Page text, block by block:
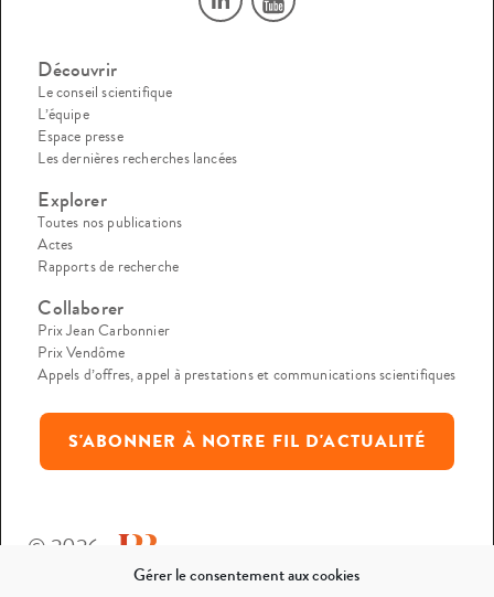
Gérer le consentement aux cookies
Découvrir
Le conseil scientifique
L’équipe
Espace presse
Les dernières recherches lancées
Explorer
Toutes nos publications
Actes
Rapports de recherche
Collaborer
Prix Jean Carbonnier
Prix Vendôme
Appels d’offres, appel à prestations et communications scientifiques
S'ABONNER À NOTRE FIL D'ACTUALITÉ
© 2026